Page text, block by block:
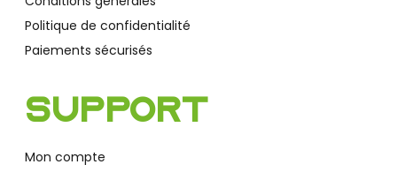
Politique de confidentialité
Paiements sécurisés
Support
Mon compte